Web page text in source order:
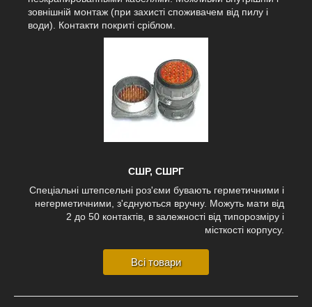
зовнішній монтаж (при захисті споживачем від пилу і
води). Контакти покриті сріблом.
СШР, СШРГ
Спеціальні штепсельні роз'єми бувають герметичними і
негерметичними, з'єднуються вручну. Можуть мати від
2 до 50 контактів, в залежності від типорозміру і
місткості корпусу.
Всі товари